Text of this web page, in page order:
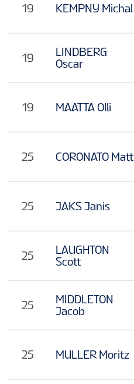
19 KEMPNY Michal
19
LINDBERG
Oscar
19 MAATTA Olli
25 CORONATO Matt
25 JAKS Janis
25
LAUGHTON
Scott
25
MIDDLETON
Jacob
25 MULLER Moritz